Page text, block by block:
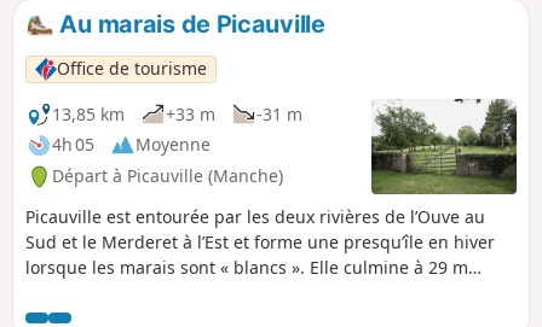
paysages moins habités mais sauvages et
variés. Si vous croisez dans les parages,
n'hésitez pas à découvrir cette contrée,
notamment son marais, ainsi que les pointes
et falaises de la presqu'ile du Cotentin.
Au marais de Picauville
Office de tourisme
13,85 km
+33 m
-31 m
4h 05
Moyenne
Départ à Picauville (Manche)
Picauville est entourée par les deux rivières de l’Ouve au
Sud et le Merderet à l’Est et forme une presqu’île en hiver
lorsque les marais sont « blancs ». Elle culmine à 29 m
s‘enfonce dans le bocage le long de chemins creux ou